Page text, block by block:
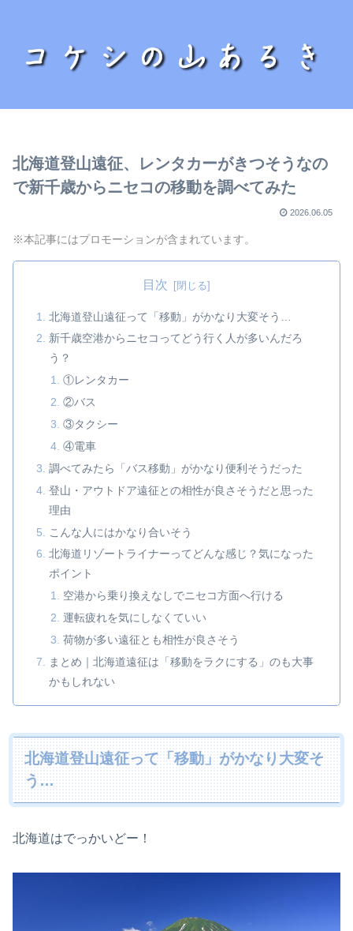
北海道登山遠征、レンタカーがきつそうなの
で新千歳からニセコの移動を調べてみた
2026.06.05
※本記事にはプロモーションが含まれています。
目次
北海道登山遠征って「移動」がかなり大変そう…
新千歳空港からニセコってどう行く人が多いんだろ
う？
①レンタカー
②バス
③タクシー
④電車
調べてみたら「バス移動」がかなり便利そうだった
登山・アウトドア遠征との相性が良さそうだと思った
理由
こんな人にはかなり合いそう
北海道リゾートライナーってどんな感じ？気になった
ポイント
空港から乗り換えなしでニセコ方面へ行ける
運転疲れを気にしなくていい
荷物が多い遠征とも相性が良さそう
まとめ｜北海道遠征は「移動をラクにする」のも大事
かもしれない
北海道登山遠征って「移動」がかなり大変そ
う…
北海道はでっかいどー！